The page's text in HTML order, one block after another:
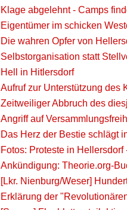
Klage abgelehnt - Camps
Eigentümer im schicken
Die wahren Opfer von
Selbstorganisation statt
Hell in Hitlersdorf
Aufruf zur Unterstützung des
Zeitweiliger Abbruch des
Angriff auf
Das Herz der Bestie schlägt
Fotos: Proteste in Hellersdorf
Ankündigung: Theorie.org-
[Lkr. Nienburg/Weser]
Erklärung der